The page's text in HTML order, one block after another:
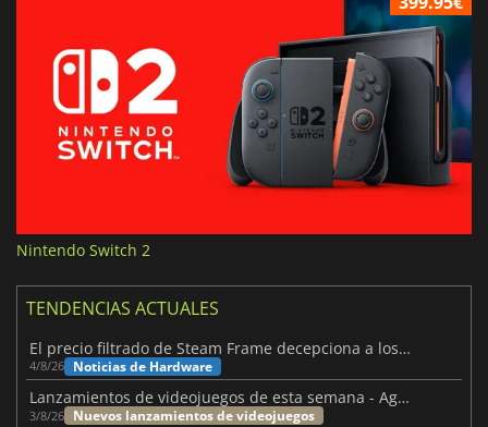
Nintendo Switch 2
TENDENCIAS ACTUALES
El precio filtrado de Steam Frame decepciona a los usuarios
4/8/26 Noticias de Hardware
Lanzamientos de videojuegos de esta semana - Agosto de 2026 (semana 32)
3/8/26 Nuevos lanzamientos de videojuegos